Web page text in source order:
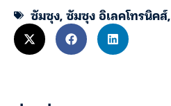
ซัมซุง,ซัมซุง อิเลคโทรนิคส์,